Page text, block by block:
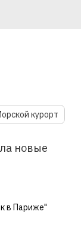
курорт
новые